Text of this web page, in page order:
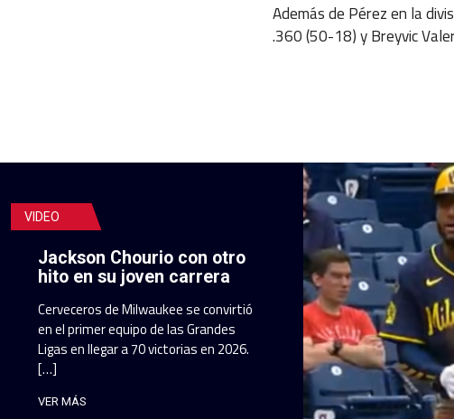
Además de Pérez en la
.360 (50-18) y Breyvic
VIDEO
Jackson Chourio con otro
hito en su joven carrera
Cerveceros de Milwaukee se convirtió
en el primer equipo de las Grandes
Ligas en llegar a 70 victorias en 2026.
[…]
VER MÁS